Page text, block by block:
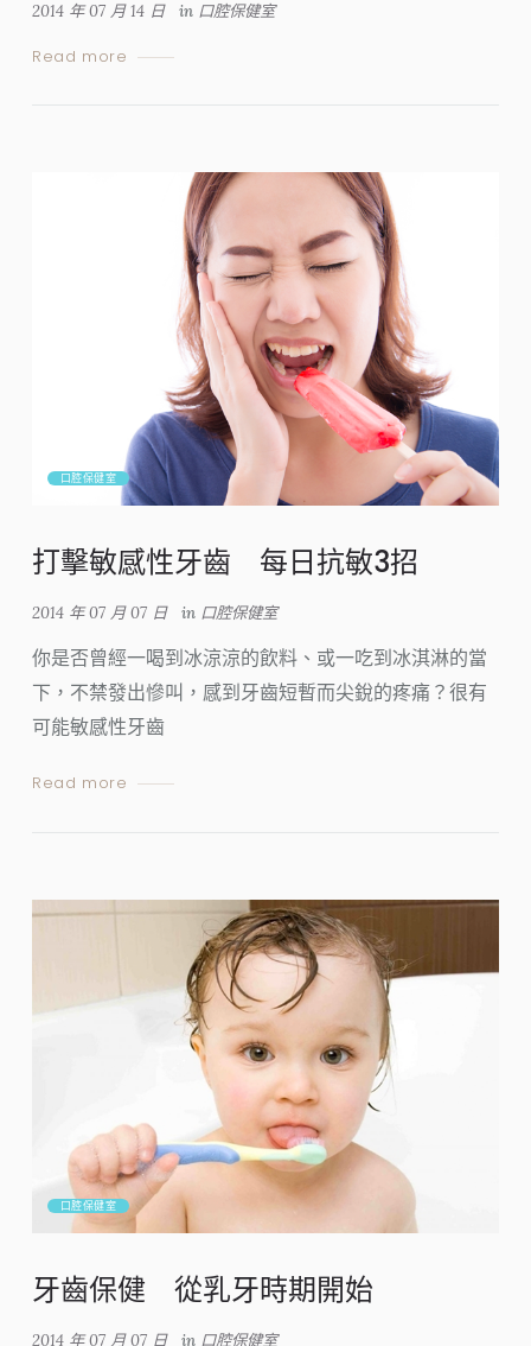
2014 年 07 月 14 日 in 口腔保健室
Read more
口腔保健室
打擊敏感性牙齒 每日抗敏3招
2014 年 07 月 07 日 in 口腔保健室
你是否曾經一喝到冰涼涼的飲料、或一吃到冰淇淋的當
下，不禁發出慘叫，感到牙齒短暫而尖銳的疼痛？很有
可能敏感性牙齒
Read more
口腔保健室
牙齒保健 從乳牙時期開始
2014 年 07 月 07 日 in 口腔保健室